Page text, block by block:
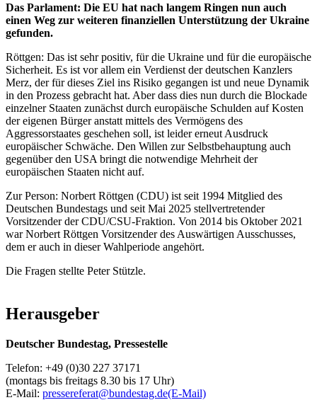
Das Parlament: Die EU hat nach langem Ringen nun auch
einen Weg zur weiteren finanziellen Unterstützung der Ukraine
gefunden.
Röttgen: Das ist sehr positiv, für die Ukraine und für die europäische
Sicherheit. Es ist vor allem ein Verdienst der deutschen Kanzlers
Merz, der für dieses Ziel ins Risiko gegangen ist und neue Dynamik
in den Prozess gebracht hat. Aber dass dies nun durch die Blockade
einzelner Staaten zunächst durch europäische Schulden auf Kosten
der eigenen Bürger anstatt mittels des Vermögens des
Aggressorstaates geschehen soll, ist leider erneut Ausdruck
europäischer Schwäche. Den Willen zur Selbstbehauptung auch
gegenüber den USA bringt die notwendige Mehrheit der
europäischen Staaten nicht auf.
Zur Person: Norbert Röttgen (CDU) ist seit 1994 Mitglied des
Deutschen Bundestags und seit Mai 2025 stellvertretender
Vorsitzender der CDU/CSU-Fraktion. Von 2014 bis Oktober 2021
war Norbert Röttgen Vorsitzender des Auswärtigen Ausschusses,
dem er auch in dieser Wahlperiode angehört.
Die Fragen stellte Peter Stützle.
Herausgeber
Deutscher Bundestag, Pressestelle
Telefon: +49 (0)30 227 37171
(montags bis freitags 8.30 bis 17 Uhr)
E-Mail: pressereferat@bundestag.de(E-Mail)